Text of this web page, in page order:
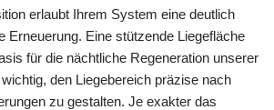
erlaubt Ihrem System eine deutlich
Erneuerung. Eine stützende Liegefläche
für die nächtliche Regeneration unserer
den Liegebereich präzise nach
zu gestalten. Je exakter das